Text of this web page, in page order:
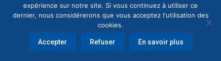
expérience sur notre site. Si vous continuez à utiliser ce
dernier, nous considérerons que vous acceptez l'utilisation des
cookies.
Accepter Refuser En savoir plus